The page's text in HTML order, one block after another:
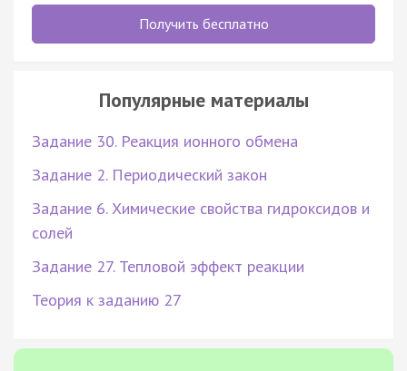
Получить бесплатно
Популярные материалы
Задание 30. Реакция ионного обмена
Задание 2. Периодический закон
Задание 6. Химические свойства гидроксидов и
солей
Задание 27. Тепловой эффект реакции
Теория к заданию 27